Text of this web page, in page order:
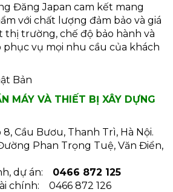
Đăng Japan cam kết mang
với chất lượng đảm bảo và giá
thị trường, chế độ bảo hành và
phục vụ mọi nhu cầu của khách
Bản
MÁY VÀ THIẾT BỊ XÂY DỰNG
8, Cầu Bươu, Thanh Trì, Hà Nội.
Phan Trọng Tuệ, Văn Điển,
dự án: 0466 872 125
chính: 0466 872 126